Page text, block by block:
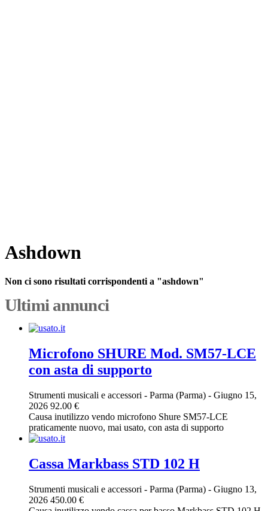
Ashdown
Non ci sono risultati corrispondenti a "ashdown"
Ultimi annunci
Microfono SHURE Mod. SM57-LCE
con asta di supporto
Strumenti musicali e accessori - Parma (Parma) - Giugno 15,
2026 92.00 €
Causa inutilizzo vendo microfono Shure SM57-LCE
praticamente nuovo, mai usato, con asta di supporto
Cassa Markbass STD 102 H
Strumenti musicali e accessori - Parma (Parma) - Giugno 13,
2026 450.00 €